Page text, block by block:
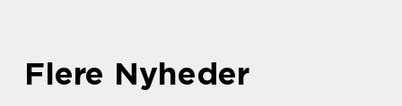
Flere Nyheder